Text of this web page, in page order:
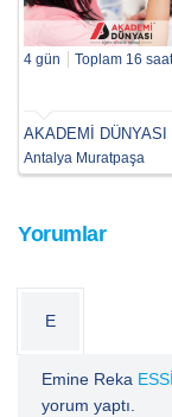
4 gün Toplam 16 saat
AKADEMİ DÜNYASI
Antalya Muratpaşa
Yorumlar
E
Emine Reka
yorum yaptı.